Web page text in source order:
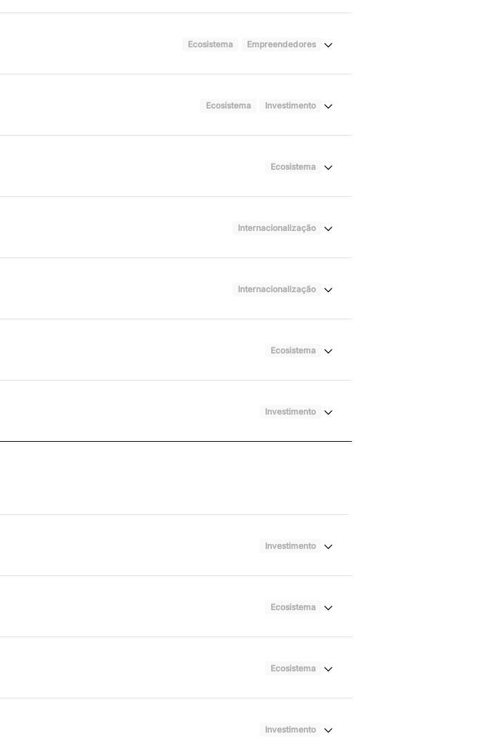
Ecosistema Empreendedores
Ecosistema Investimento
Ecosistema
Internacionalização
Internacionalização
Ecosistema
Investimento
Investimento
Ecosistema
Ecosistema
Investimento